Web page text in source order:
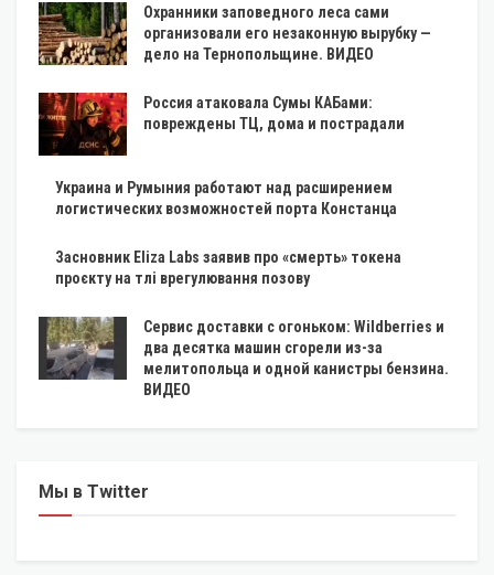
Охранники заповедного леса сами
организовали его незаконную вырубку —
дело на Тернопольщине. ВИДЕО
Россия атаковала Сумы КАБами:
повреждены ТЦ, дома и пострадали
Украина и Румыния работают над расширением
логистических возможностей порта Констанца
Засновник Eliza Labs заявив про «смерть» токена
проєкту на тлі врегулювання позову
Сервис доставки с огоньком: Wildberries и
два десятка машин сгорели из-за
мелитопольца и одной канистры бензина.
ВИДЕО
Мы в Twitter